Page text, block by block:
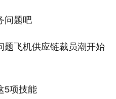
spring selling season
flopped and the recovery
expired.
问题吧
题飞机供应链裁员潮开始
5项技能